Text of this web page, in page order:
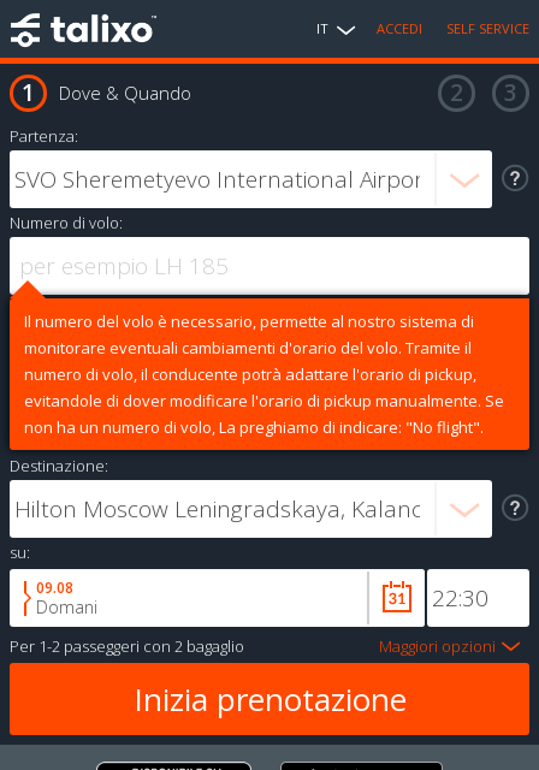
IT ACCEDI SELF SERVICE
Dove & Quando
Partenza:
Numero di volo:
Il numero del volo è necessario, permette al nostro sistema di
monitorare eventuali cambiamenti d'orario del volo. Tramite il
numero di volo, il conducente potrà adattare l'orario di pickup,
evitandole di dover modificare l'orario di pickup manualmente. Se
non ha un numero di volo, La preghiamo di indicare: "No flight".
Destinazione:
su:
09.08
Domani
Per 1-2 passeggeri con 2 bagaglio Maggiori opzioni